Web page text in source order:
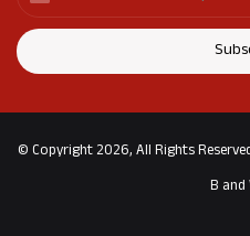
© Copyright 2026, All Rights
B and